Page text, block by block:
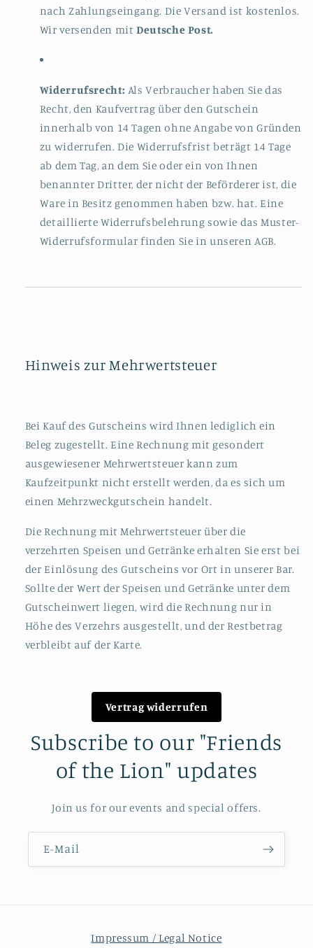
nach Zahlungseingang. Die Versand ist kostenlos.
Wir versenden mitDeutsche Post.
Widerrufsrecht: Als Verbraucher haben Sie das
Recht, den Kaufvertrag über den Gutschein
innerhalb von 14 Tagen ohne Angabe von Gründen
zu widerrufen. Die Widerrufsfrist beträgt 14 Tage
ab dem Tag, an dem Sie oder ein von Ihnen
benannter Dritter, der nicht der Beförderer ist, die
Ware in Besitz genommen haben bzw. hat. Eine
detaillierte Widerrufsbelehrung sowie das Muster-
Widerrufsformular finden Sie in unseren AGB.
Hinweis zur Mehrwertsteuer
Bei Kauf des Gutscheins wird Ihnen lediglich ein
Beleg zugestellt. Eine Rechnung mit gesondert
ausgewiesener Mehrwertsteuer kann zum
Kaufzeitpunkt nicht erstellt werden, da es sich um
einen Mehrzweckgutschein handelt.
Die Rechnung mit Mehrwertsteuer über die
verzehrten Speisen und Getränke erhalten Sie erst bei
der Einlösung des Gutscheins vor Ort in unserer Bar.
Sollte der Wert der Speisen und Getränke unter dem
Gutscheinwert liegen, wird die Rechnung nur in
Höhe des Verzehrs ausgestellt, und der Restbetrag
verbleibt auf der Karte.
Vertrag widerrufen
Subscribe to our "Friends
of the Lion" updates
Join us for our events and special offers.
E-Mail
Impressum / Legal Notice